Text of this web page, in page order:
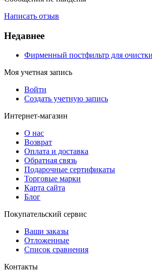
Написать отзыв
Недавнее
Фирменный постфильтр для
Моя учетная запись
Войти
Создать учетную запись
Интернет-магазин
О нас
Возврат
Оплата и доставка
Обратная связь
Подарочные сертификаты
Торговые марки
Карта сайта
Блог
Покупательский сервис
Ваши заказы
Отложенные
Список сравнения
Контакты